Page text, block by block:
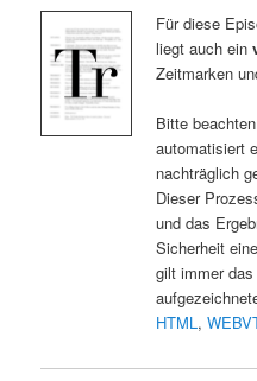
Für diese
liegt auch ein
Zeitmarken
Bitte
automatisiert
nachträglich
Dieser
und das
Sicherheit
gilt immer
HTML,